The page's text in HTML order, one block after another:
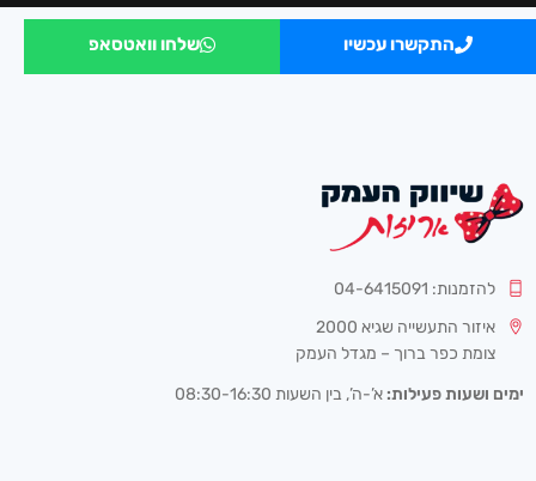
התקשרו עכשיו שלחו וואטסאפ
להזמנות: 04-6415091
איזור התעשייה שגיא 2000
צומת כפר ברוך – מגדל העמק
ימים ושעות פעילות: א’-ה’, בין השעות 08:30-16:30